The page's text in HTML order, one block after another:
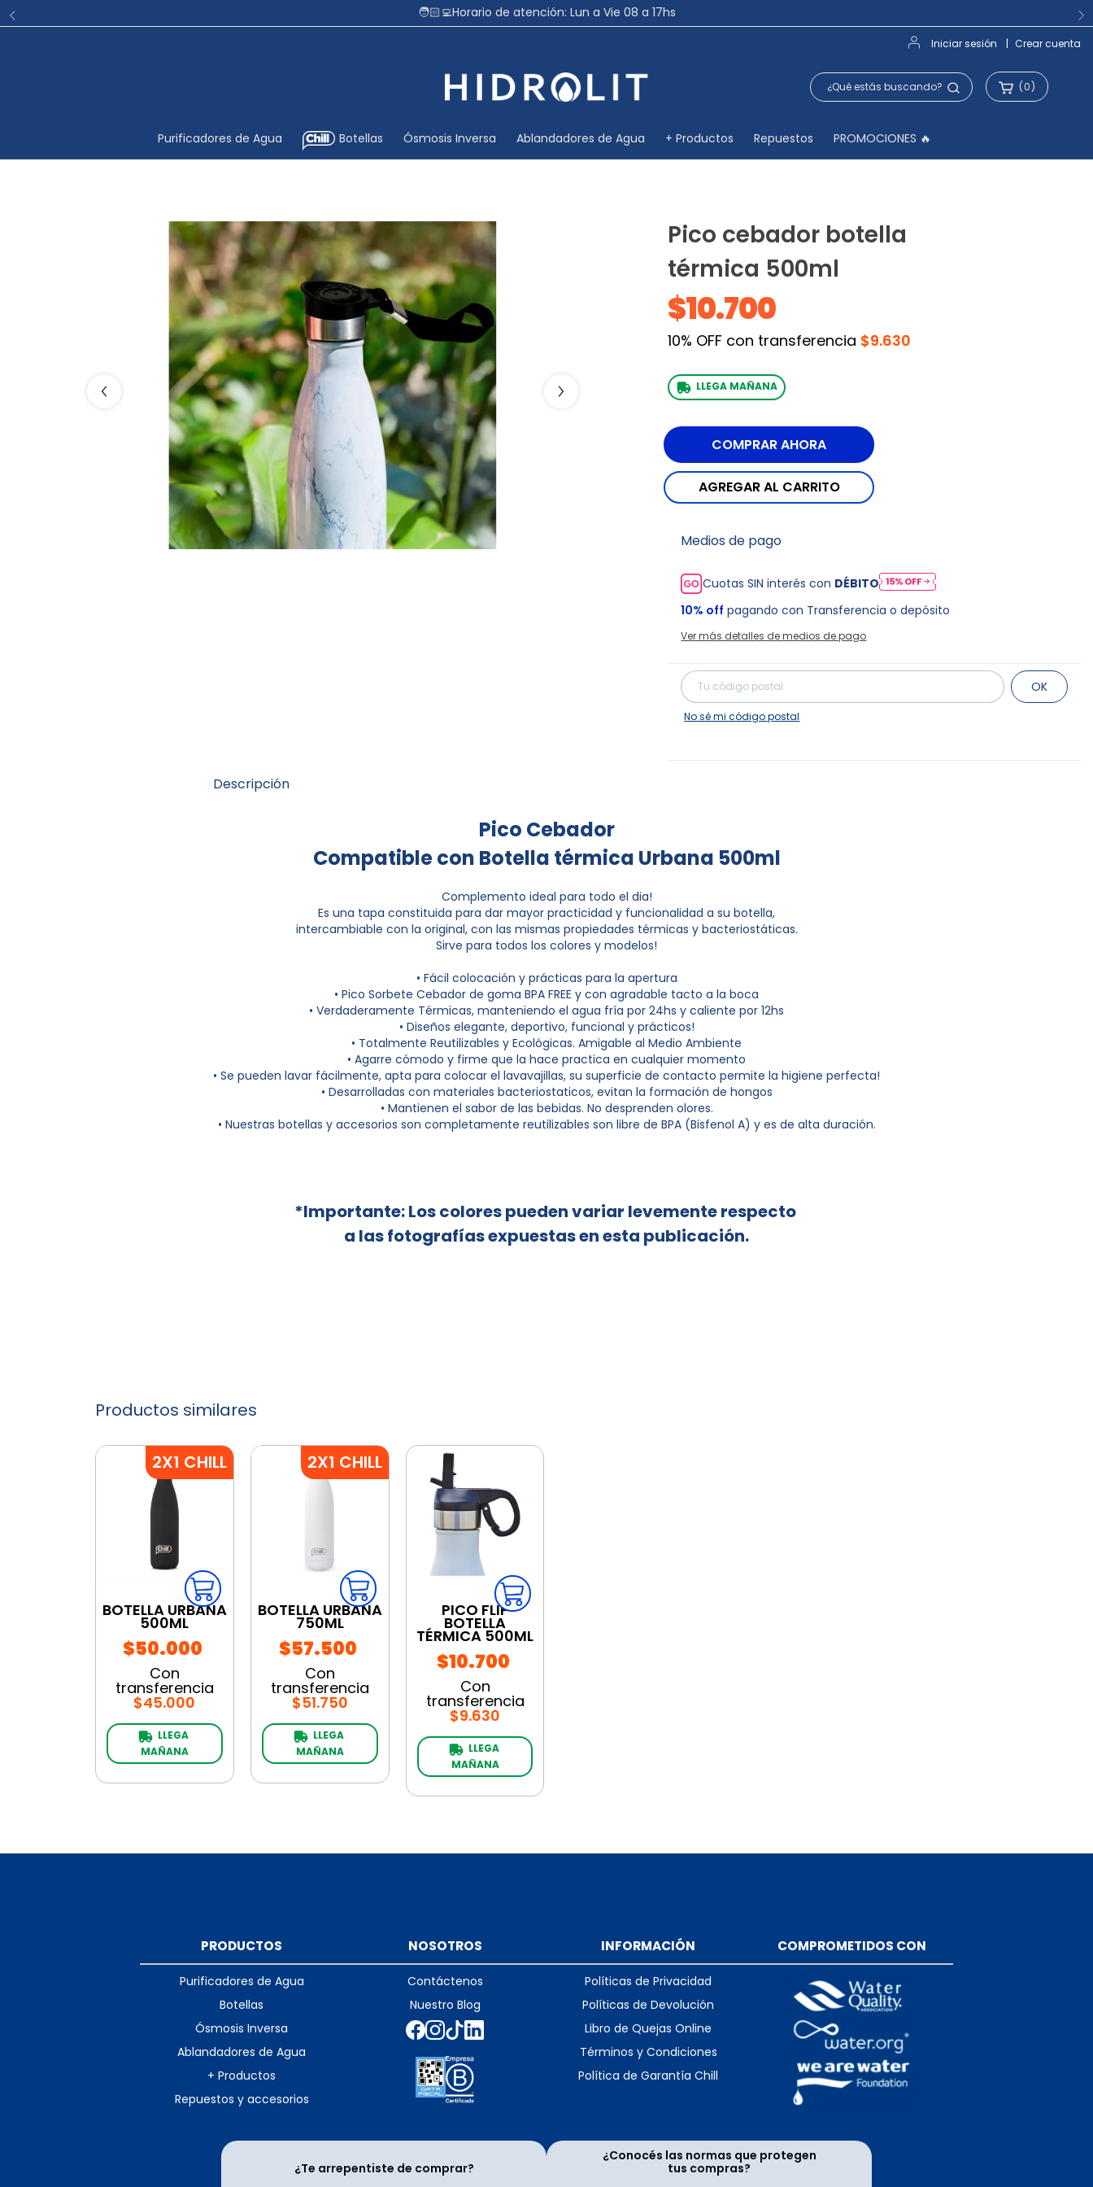
Iniciar sesión | Crear cuenta
🧑🏻‍💻Horario de atención: Lun a Vie 08 a 17hs
(0)
Purificadores de Agua Botellas Ósmosis Inversa Ablandadores de Agua + Productos Repuestos PROMOCIONES 🔥
Pico cebador botella
térmica 500ml
$10.700
10% OFF con transferencia $9.630
LLEGA MAÑANA
Medios de pago
Cuotas SIN interés con DÉBITO
10% off pagando con Transferencia o depósito
Ver más detalles de medios de pago
Entregas para el CP: Cambiar CP
OK
No sé mi código postal
Descripción
Pico Cebador
Compatible con Botella térmica Urbana 500ml
Complemento ideal para todo el dia!
Es una tapa constituida para dar mayor practicidad y funcionalidad a su botella,
intercambiable con la original, con las mismas propiedades térmicas y bacteriostáticas.
Sirve para todos los colores y modelos!
• Fácil colocación y prácticas para la apertura
• Pico Sorbete Cebador de goma BPA FREE y con agradable tacto a la boca
• Verdaderamente Térmicas, manteniendo el agua fría por 24hs y caliente por 12hs
• Diseños elegante, deportivo, funcional y prácticos!
• Totalmente Reutilizables y Ecológicas. Amigable al Medio Ambiente
• Agarre cómodo y firme que la hace practica en cualquier momento
• Se pueden lavar fácilmente, apta para colocar el lavavajillas, su superficie de contacto permite la higiene perfecta!
• Desarrolladas con materiales bacteriostaticos, evitan la formación de hongos
• Mantienen el sabor de las bebidas. No desprenden olores.
• Nuestras botellas y accesorios son completamente reutilizables son libre de BPA (Bisfenol A) y es de alta duración.
*Importante: Los colores pueden variar levemente respecto
a las fotografías expuestas en esta publicación.
Productos similares
2X1 CHILL
BOTELLA URBANA
500ML
$50.000
Con
transferencia
$45.000
LLEGA
MAÑANA
2X1 CHILL
BOTELLA URBANA
750ML
$57.500
Con
transferencia
$51.750
LLEGA
MAÑANA
PICO FLIP
BOTELLA
TÉRMICA 500ML
$10.700
Con
transferencia
$9.630
LLEGA
MAÑANA
PRODUCTOS
Purificadores de Agua
Botellas
Ósmosis Inversa
Ablandadores de Agua
+ Productos
Repuestos y accesorios
NOSOTROS
Contáctenos
Nuestro Blog
INFORMACIÓN
Políticas de Privacidad
Políticas de Devolución
Libro de Quejas Online
Términos y Condiciones
Política de Garantía Chill
COMPROMETIDOS CON
¿Te arrepentiste de comprar?
¿Conocés las normas que protegen
tus compras?